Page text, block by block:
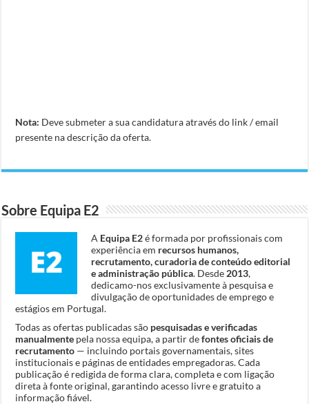
Nota: Deve submeter a sua candidatura através do link / email
presente na descrição da oferta.
Sobre Equipa E2
A Equipa E2é formada por profissionais com
experiência em recursos humanos,
recrutamento, curadoria de conteúdo editorial
e administração pública. Desde 2013,
dedicamo-nos exclusivamente à pesquisa e
divulgação de oportunidades de emprego e
estágios em Portugal.
Todas as ofertas publicadas são pesquisadas e verificadas
manualmente pela nossa equipa, a partir defontes oficiais de
recrutamento — incluindo portais governamentais, sites
institucionais e páginas de entidades empregadoras. Cada
publicação é redigida de forma clara, completa e com ligação
direta à fonte original, garantindo acesso livre e gratuito a
informação fiável.